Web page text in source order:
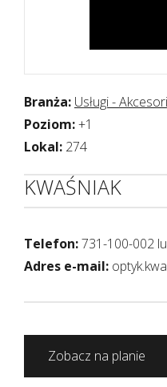
Branża: Usługi -
Poziom:+1
Lokal: 274
KWAŚNIAK
Telefon:731-100-002
Adres e-mail:
Zobacz na planie